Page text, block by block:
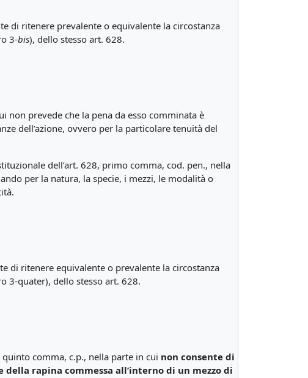
di ritenere prevalente o equivalente la circostanza
3-bis), dello stesso art. 628.
non prevede che la pena da esso comminata è
dell’azione, ovvero per la particolare tenuità del
dell’art. 628, primo comma, cod. pen., nella
per la natura, la specie, i mezzi, le modalità o
di ritenere equivalente o prevalente la circostanza
3-quater), dello stesso art. 628.
comma, c.p., nella parte in cui non consente di
della rapina commessa all’interno di un mezzo di